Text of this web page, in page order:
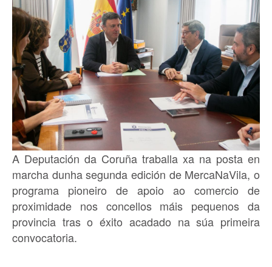
A Deputación da Coruña traballa xa na posta en
marcha dunha segunda edición de MercaNaVila, o
programa pioneiro de apoio ao comercio de
proximidade nos concellos máis pequenos da
provincia tras o éxito acadado na súa primeira
convocatoria.